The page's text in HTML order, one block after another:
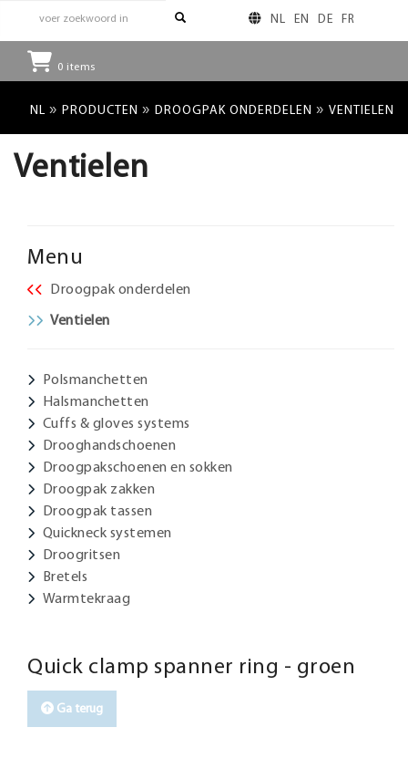
NL EN DE FR
0 items
NL » PRODUCTEN » DROOGPAK ONDERDELEN » VENTIELEN
Ventielen
Menu
Droogpak onderdelen
Ventielen
Polsmanchetten
Halsmanchetten
Cuffs & gloves systems
Drooghandschoenen
Droogpakschoenen en sokken
Droogpak zakken
Droogpak tassen
Quickneck systemen
Droogritsen
Bretels
Warmtekraag
Quick clamp spanner ring - groen
Ga terug